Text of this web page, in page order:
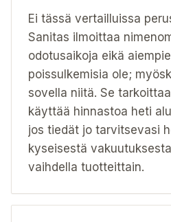
Ei tässä vertailluissa
Sanitas ilmoittaa
odotusaikoja eikä
poissulkemisia ole;
sovella niitä. Se
käyttää hinnastoa heti
jos tiedät jo tarvitsevasi
kyseisestä
vaihdella tuotteittain.